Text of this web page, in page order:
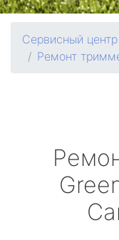
Сервисный центр
Ремонт